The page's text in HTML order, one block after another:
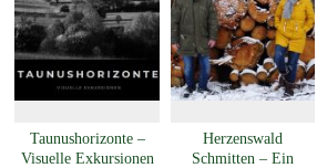
Taunushorizonte –
Visuelle Exkursionen
Herzenswald
Schmitten – Ein